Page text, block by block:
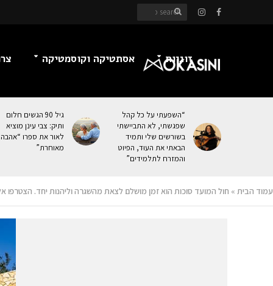
זוגיות אסתטיקה וקוסמטיקה
“השפעתי על כל קהל
שפגשתי, לא התביישתי
בשורשים שלי ותמיד
הבאתי את העוּד, הפיוט
והמזרח לתלמידים”
גיל 90 הגשים חלום
ותיק: צבי עינן מוציא
לאור את ספרו “אהבה
מאוחרת”
עמוד הבית » חול המועד סוכות הוא זמן מושלם לצאת מהשגרה וליהנות יחד. הצטרפו